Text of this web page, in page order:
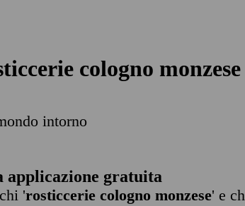
cologno monzese
intorno
applicazione gratuita
'rosticcerie cologno monzese' e